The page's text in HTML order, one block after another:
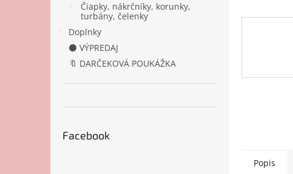
Čiapky, nákrčníky, korunky,
turbány, čelenky
Doplnky
⚫ VÝPREDAJ
🔖 DARČEKOVÁ POUKÁŽKA
Facebook
Popis